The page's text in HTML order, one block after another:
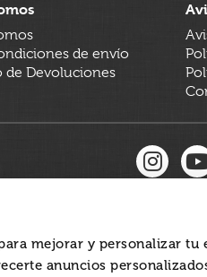
mejorar y personalizar tu
anuncios
de envío
de Devoluciones